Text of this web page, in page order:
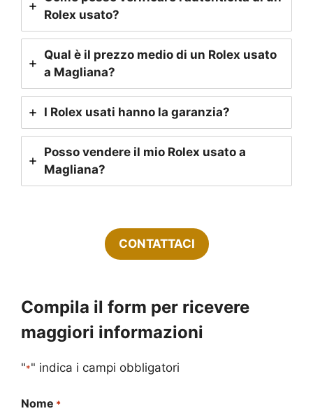
Rolex usato?
Qual è il prezzo medio di un Rolex usato
a Magliana?
I Rolex usati hanno la garanzia?
Posso vendere il mio Rolex usato a
Magliana?
CONTATTACI
Compila il form per ricevere
maggiori informazioni
"*" indica i campi obbligatori
Nome *